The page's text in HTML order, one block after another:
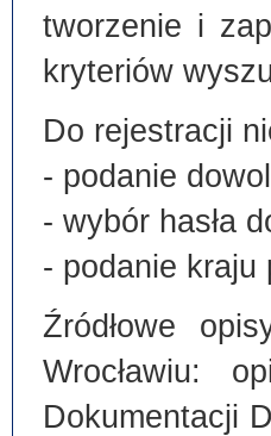
tworzenie i
kryteriów
Do rejestracji
- podanie
- wybór hasła
- podanie kraju
Źródłowe
Wrocławiu:
Dokumentacji